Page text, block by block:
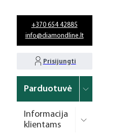
+370 654 42885
info@diamondline.lt
Prisijungti
Parduotuvė
Informacija
klientams